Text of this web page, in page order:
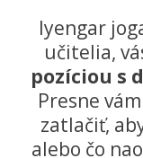
Iyengar
učitelia,
pozíciou s
Presne
zatlačiť,
alebo čo